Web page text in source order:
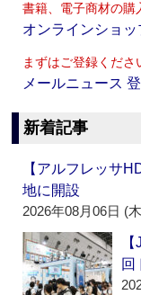
書籍、電子商材の購
オンラインショッ
まずはご登録くださ
メールニュース
新着記事
【アルフレッサ
地に開設
2026年08月06日 (
回